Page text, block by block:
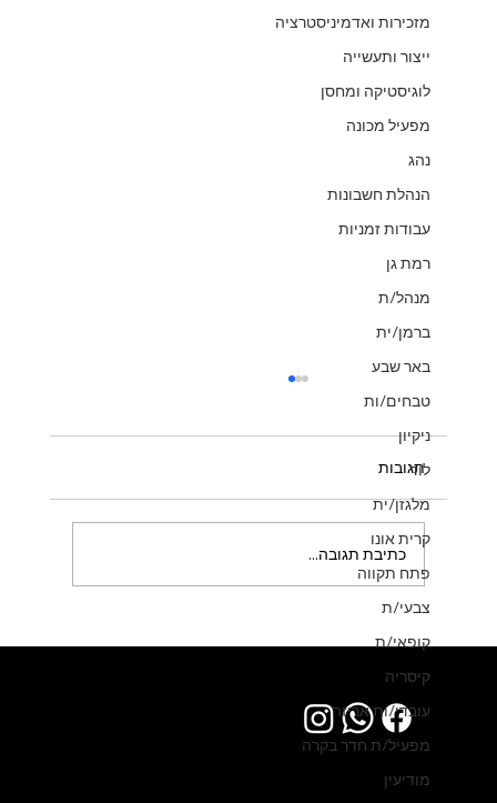
מזכירות ואדמיניסטרציה
ייצור ותעשייה
לוגיסטיקה ומחסן
מפעיל מכונה
נהג
הנהלת חשבונות
עבודות זמניות
רמת גן
מנהל/ת
ברמן/ית
באר שבע
טבחים/ות
ניקיון
לוד
מלגזן/ית
קרית אונו
פתח תקווה
צבעי/ת
קופאי/ת
קיסריה
עובדי/ות אריזה
מפעיל/ת חדר בקרה
מודיעין
למרלו"ג מוביל בעמק חפר דרוש/ה מכונאי/ת
תגובות
כתיבת תגובה...